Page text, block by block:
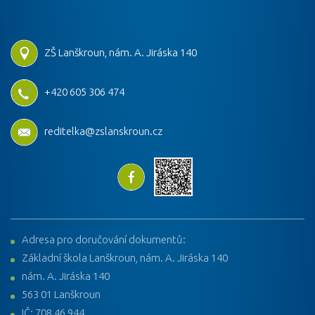
ZŠ Lanškroun, nám. A. Jiráska 140
+420 605 306 474
reditelka@zslanskroun.cz
Adresa pro doručování dokumentů:
Základní škola Lanškroun, nám. A. Jiráska 140
nám. A. Jiráska 140
563 01 Lanškroun
IČ: 708 46 944